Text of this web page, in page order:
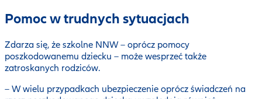
Pomoc w trudnych sytuacjach
Zdarza się, że szkolne NNW – oprócz pomocy
poszkodowanemu dziecku – może wesprzeć także
zatroskanych rodziców.
– W wielu przypadkach ubezpieczenie oprócz świadczeń na